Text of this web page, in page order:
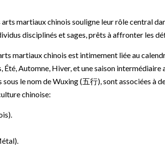
martiaux chinois souligne leur rôle central
disciplinés et sages, prêts à affronter les
martiaux chinois est intimement liée au
Automne, Hiver, et une saison intermédiaire
sous le nom de Wuxing (五行), sont associées à
chinoise: